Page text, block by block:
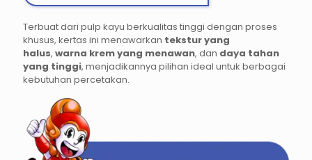
Terbuat dari pulp kayu berkualitas tinggi dengan proses
khusus, kertas ini menawarkan tekstur yang
halus, warna krem yang menawan, dan daya tahan
yang tinggi, menjadikannya pilihan ideal untuk berbagai
kebutuhan percetakan.